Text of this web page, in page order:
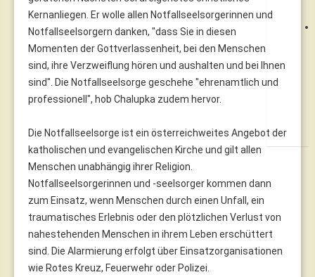
Kernanliegen. Er wolle allen Notfallseelsorgerinnen und
Notfallseelsorgern danken, "dass Sie in diesen
Momenten der Gottverlassenheit, bei den Menschen
sind, ihre Verzweiflung hören und aushalten und bei Ihnen
sind". Die Notfallseelsorge geschehe "ehrenamtlich und
professionell", hob Chalupka zudem hervor.
Die Notfallseelsorge ist ein österreichweites Angebot der
katholischen und evangelischen Kirche und gilt allen
Menschen unabhängig ihrer Religion.
Notfallseelsorgerinnen und -seelsorger kommen dann
zum Einsatz, wenn Menschen durch einen Unfall, ein
traumatisches Erlebnis oder den plötzlichen Verlust von
nahestehenden Menschen in ihrem Leben erschüttert
sind. Die Alarmierung erfolgt über Einsatzorganisationen
wie Rotes Kreuz, Feuerwehr oder Polizei.